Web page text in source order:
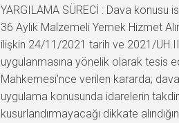
YARGILAMA SÜRECİ : Dava
36 Aylık Malzemeli Yemek Hizmet
ilişkin 24/11/2021 tarih ve 2021/UH.II-
uygulanmasına yönelik olarak tesis
Mahkemesi’nce verilen kararda;
uygulama konusunda idarelerin takdir
kusurlandırmayacağı dikkate